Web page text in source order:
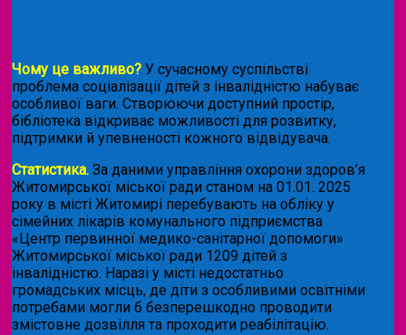
Чому це важливо? У сучасному суспільстві
проблема соціалізації дітей з інвалідністю набуває
особливої ваги. Створюючи доступний простір,
бібліотека відкриває можливості для розвитку,
підтримки й упевненості кожного відвідувача.
Статистика. За даними управління охорони здоров’я
Житомирської міської ради станом на 01.01. 2025
року в місті Житомирі перебувають на обліку у
сімейних лікарів комунального підприємства
«Центр первинної медико-санітарної допомоги»
Житомирської міської ради 1209 дітей з
інвалідністю. Наразі у місті недостатньо
громадських місць, де діти з особливими освітніми
потребами могли б безперешкодно проводити
змістовне дозвілля та проходити реабілітацію.